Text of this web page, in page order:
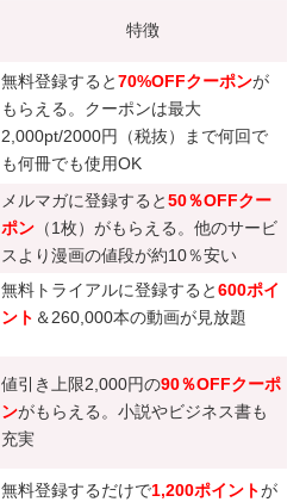
特徴
無料登録すると 70%OFFクーポンが
もらえる。クーポンは最大
2,000pt/2000円（税抜）まで何回で
も何冊でも使用OK
メルマガに登録すると 50％OFFクー
ポン （1枚）がもらえる。他のサービ
スより漫画の値段が約10％安い
無料トライアルに登録すると 600ポイ
ント ＆260,000本の動画が見放題
値引き上限2,000円の90％OFFクーポ
ンがもらえる。小説やビジネス書も
充実
無料登録するだけで1,200ポイントが